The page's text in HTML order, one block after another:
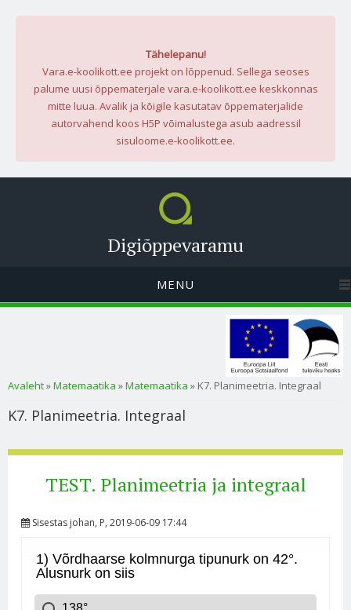
Tähelepanu!
Vara.e-koolikott.ee projekt on lõppenud. Sellega seoses
palume uusi õppematerjale vara.e-koolikott.ee keskkonnas
mitte luua. Avalik ja kõigile kasutatav õppematerjalide
autorvahend koos H5P võimalustega asub aadressil
sisuloome.e-koolikott.ee.
Digiõppevaramu
MENU
Sa oled siin
Avaleht»Matemaatika »Matemaatika » K7. Planimeetria. Integraal
K7. Planimeetria. Integraal
TEST. Planimeetria ja integraal
Sisestas johan, P, 2019-06-09 17:44